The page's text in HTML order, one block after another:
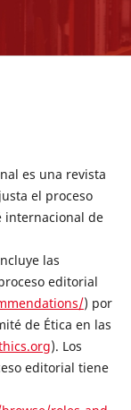
es una revista
el proceso
internacional de
las
editorial
) por
de Ética en las
). Los
editorial tiene